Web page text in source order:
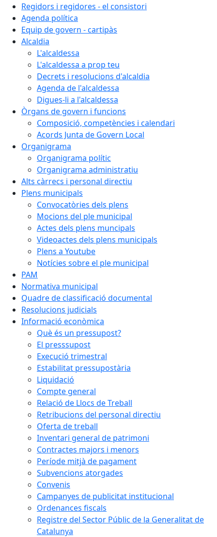
Regidors i regidores - el consistori
Agenda política
Equip de govern - cartipàs
Alcaldia
L'alcaldessa
L'alcaldessa a prop teu
Decrets i resolucions d'alcaldia
Agenda de l'alcaldessa
Digues-li a l'alcaldessa
Òrgans de govern i funcions
Composició, competències i calendari
Acords Junta de Govern Local
Organigrama
Organigrama polític
Organigrama administratiu
Alts càrrecs i personal directiu
Plens municipals
Convocatòries dels plens
Mocions del ple municipal
Actes dels plens muncipals
Videoactes dels plens municipals
Plens a Youtube
Notícies sobre el ple municipal
PAM
Normativa municipal
Quadre de classificació documental
Resolucions judicials
Informació econòmica
Què és un pressupost?
El presssupost
Execució trimestral
Estabilitat pressupostària
Liquidació
Compte general
Relació de Llocs de Treball
Retribucions del personal directiu
Oferta de treball
Inventari general de patrimoni
Contractes majors i menors
Període mitjà de pagament
Subvencions atorgades
Convenis
Campanyes de publicitat institucional
Ordenances fiscals
Registre del Sector Públic de la Generalitat de
Catalunya